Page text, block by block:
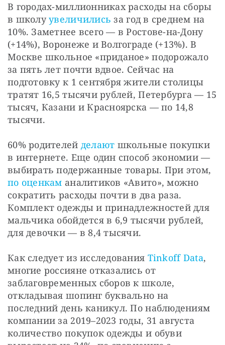
В городах-миллионниках расходы на сборы
в школу увеличились за год в среднем на
10%. Заметнее всего — в Ростове-на-Дону
(+14%), Воронеже и Волгограде (+13%). В
Москве школьное «приданое» подорожало
за пять лет почти вдвое. Сейчас на
подготовку к 1 сентября жители столицы
тратят 16,5 тысячи рублей, Петербурга — 15
тысяч, Казани и Красноярска — по 14,8
тысячи.
60% родителей делают школьные покупки
в интернете. Еще один способ экономии —
по оценкам аналитиков «Авито», можно
сократить расходы почти в два раза.
Комплект одежды и принадлежностей для
мальчика обойдется в 6,9 тысячи рублей,
для девочки — в 8,4 тысячи.
Как следует из исследования Tinkoff Data,
многие россияне отказались от
заблаговременных сборов к школе,
откладывая шопинг буквально на
последний день каникул. По наблюдениям
компании за 2019–2023 годы, 31 августа
количество покупок одежды и обуви